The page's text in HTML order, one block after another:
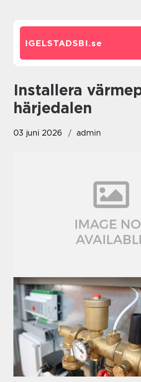
IGELSTADSBI.se
installera värmepump
härjedalen
03 juni 2026 admin